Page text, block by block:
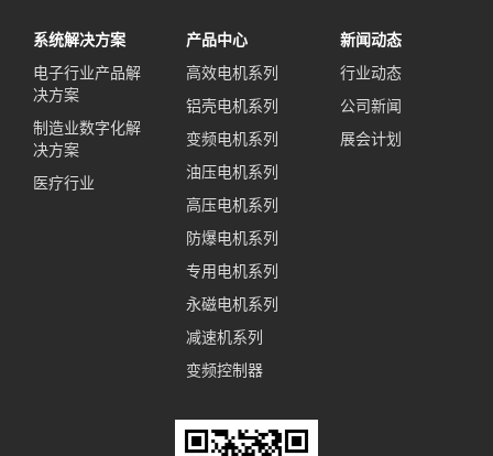
系统解决方案
电子行业产品解
决方案
制造业数字化解
决方案
医疗行业
产品中心
高效电机系列
铝壳电机系列
变频电机系列
油压电机系列
高压电机系列
防爆电机系列
专用电机系列
永磁电机系列
减速机系列
变频控制器
新闻动态
行业动态
公司新闻
展会计划